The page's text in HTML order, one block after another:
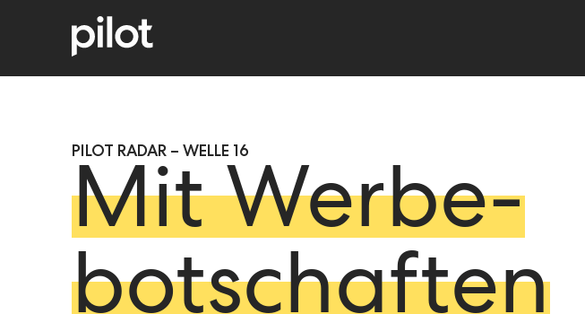
PILOT RADAR – WELLE 16
Mit Werbe­
botschaften